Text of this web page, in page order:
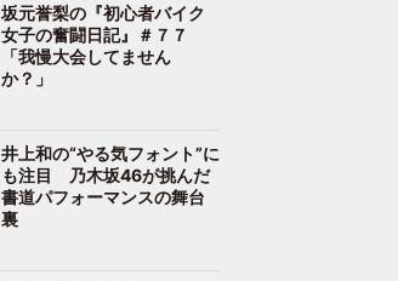
坂元誉梨の『初心者バイク
女子の奮闘日記』＃７７
「我慢大会してません
か？」
井上和の“やる気フォント”に
も注目 乃木坂46が挑んだ
書道パフォーマンスの舞台
裏